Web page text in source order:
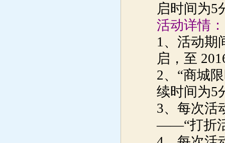
启时间为5
活动详情：
1、活动期
启，至
2、“商城
续时间为5
3、每次活
——“打折